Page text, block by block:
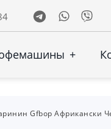
TelegramWhatsapp
Viber
+
Gfbop Африкански